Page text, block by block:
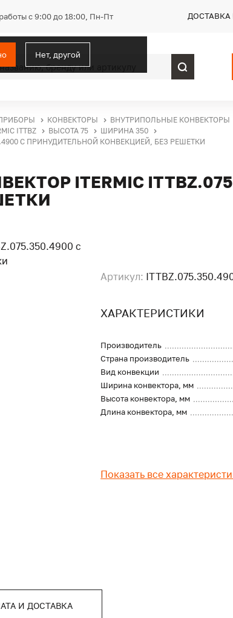
с 9:00 до 18:00, Пн-Пт
Нет, другой
ДОСТАВКА
КОНВЕКТОРЫ
ВНУТРИПОЛЬНЫЕ КОНВЕКТОРЫ
ITTBZ ВЫСОТА 75
ШИРИНА 350
С ПРИНУДИТЕЛЬНОЙ КОНВЕКЦИЕЙ, БЕЗ РЕШЕТКИ
ITERMIC
Артикул:
ХАРАКТЕРИСТИКИ
Производитель
Страна производитель
Вид конвекции
Ширина конвектора, мм
Высота конвектора, мм
Длина конвектора, мм
Показать все
И ДОСТАВКА